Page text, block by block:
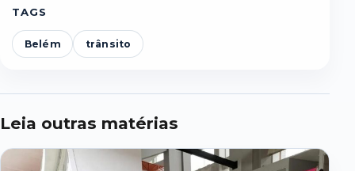
TAGS
Belém trânsito
Leia outras matérias